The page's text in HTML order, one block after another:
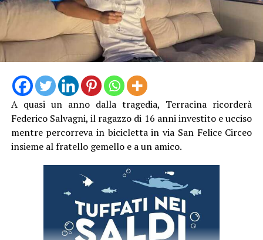
A quasi un anno dalla tragedia, Terracina ricorderà
Federico Salvagni, il ragazzo di 16 anni investito e ucciso
mentre percorreva in bicicletta in via San Felice Circeo
insieme al fratello gemello e a un amico.